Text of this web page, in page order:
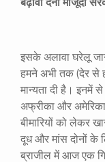
बढ़ावा देना मौजूदा
इसके अलावा घरेलू
हमने अभी तक (देर से
मान्यता दी है। इनमें
अफ्रीका और
बीमारियों को लेकर
दूध और मांस दोनों के
ब्राजील में आज एक